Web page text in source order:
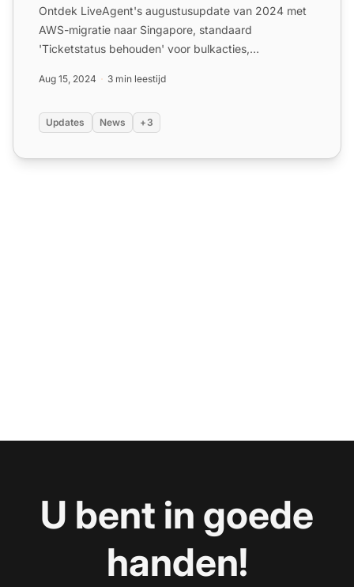
Ontdek LiveAgent's augustusupdate van 2024 met
AWS-migratie naar Singapore, standaard
'Ticketstatus behouden' voor bulkacties,
Aug 15, 2024 3 min leestijd
Updates News +3
U bent in goede
handen!